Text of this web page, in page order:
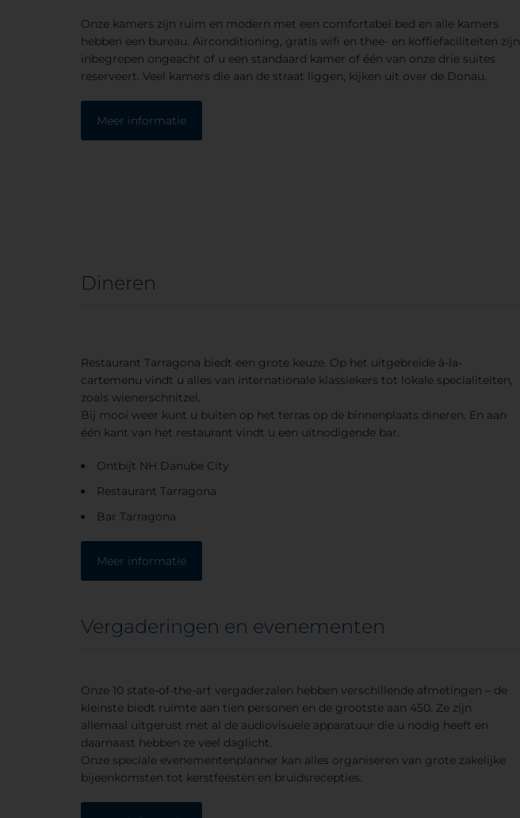
Onze kamers zijn ruim en modern met een comfortabel bed en alle kamers
hebben een bureau. Airconditioning, gratis wifi en thee- en koffiefaciliteiten zijn
inbegrepen ongeacht of u een standaard kamer of één van onze drie suites
reserveert. Veel kamers die aan de straat liggen, kijken uit over de Donau.
Meer informatie
Dineren
Restaurant Tarragona biedt een grote keuze. Op het uitgebreide à-la-
cartemenu vindt u alles van internationale klassiekers tot lokale specialiteiten,
zoals wienerschnitzel.
Bij mooi weer kunt u buiten op het terras op de binnenplaats dineren. En aan
één kant van het restaurant vindt u een uitnodigende bar.
Ontbijt NH Danube City
Restaurant Tarragona
Bar Tarragona
Meer informatie
Vergaderingen en evenementen
Onze 10 state-of-the-art vergaderzalen hebben verschillende afmetingen – de
kleinste biedt ruimte aan tien personen en de grootste aan 450. Ze zijn
allemaal uitgerust met al de audiovisuele apparatuur die u nodig heeft en
daarnaast hebben ze veel daglicht.
Onze speciale evenementenplanner kan alles organiseren van grote zakelijke
bijeenkomsten tot kerstfeesten en bruidsrecepties.